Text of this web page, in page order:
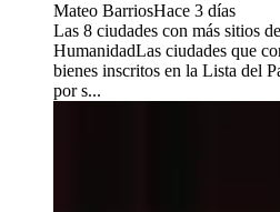
Mateo BarriosHace 3 días
Las 8 ciudades con más sitios
HumanidadLas ciudades que
bienes inscritos en la Lista del
por s...